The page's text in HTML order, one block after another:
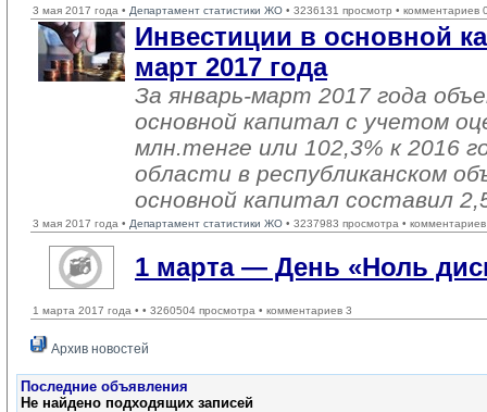
3 мая 2017 года • Департамент статистики ЖО • 3236131 просмотр • комментариев
Инвестиции в основной
март 2017 года
За январь-март 2017 года
основной капитал с учетом
млн.тенге или 102,3% к 2016
области в республиканском
основной капитал составил
3 мая 2017 года • Департамент статистики ЖО • 3237983 просмотра •
1 марта — День «Ноль
1 марта 2017 года • • 3260504 просмотра • комментариев 3
Архив новостей
Последние объявления
Не найдено подходящих записей